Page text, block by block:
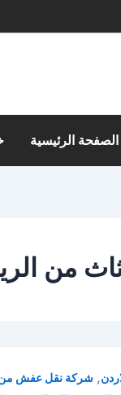
الصفحة الرئيسية
من
, شركة نقل عفش من